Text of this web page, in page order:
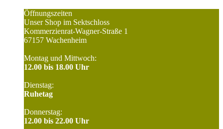
Öffnungszeiten
Unser Shop im Sektschloss
Kommerzienrat-Wagner-Straße 1
67157 Wachenheim
Montag und Mittwoch:
12.00 bis 18.00 Uhr
Dienstag:
Ruhetag
Donnerstag:
12.00 bis 22.00 Uhr